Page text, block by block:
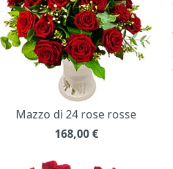
Mazzo di 24 rose rosse
168,00 €